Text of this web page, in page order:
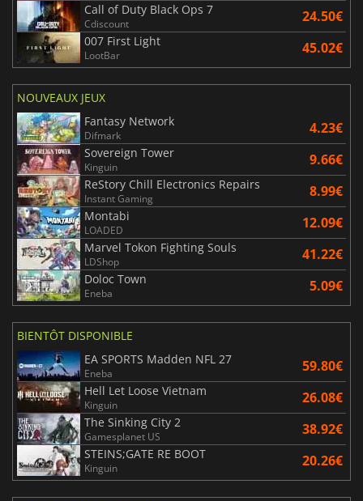
Call of Duty Black Ops 7
Cdiscount 24.50€
007 First Light
LootBar 45.02€
NOUVEAUX JEUX
Fantasy Network
Difmark 4.23€
Sovereign Tower
Kinguin 9.66€
ReStory Chill Electronics Repairs
Instant Gaming 8.99€
Montabi
LOADED 12.09€
Marvel Tokon Fighting Souls
LDShop 41.22€
Doloc Town
Eneba 5.09€
BIENTÔT DISPONIBLE
EA SPORTS Madden NFL 27
Eneba 59.80€
Hell Let Loose Vietnam
Kinguin 26.08€
The Sinking City 2
Gamesplanet US 38.92€
STEINS;GATE RE BOOT
Kinguin 20.26€